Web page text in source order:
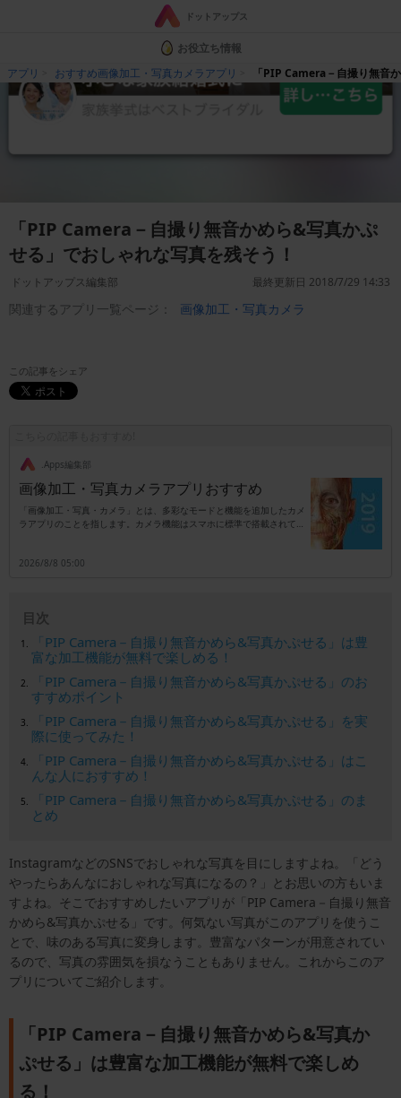
ドットアップス
お役立ち情報
アプリ
おすすめ画像加工・写真カメラアプリ 「PIP Camera－自撮り無音
「PIP Camera－自撮り無音かめら&写真かぷ
せる」でおしゃれな写真を残そう！
ドットアップス編集部 最終更新日 2018/7/29 14:33
関連するアプリ一覧ページ： 画像加工・写真カメラ
この記事をシェア
.Apps編集部
画像加工・写真カメラアプリおすすめ
「画像加工・写真・カメラ」とは、多彩なモードと機能を追加したカメ
ラアプリのことを指します。カメラ機能はスマホに標準で搭載されてい
後に加工を行うタイプなどがあり、これらのタイプがセットになってい
ている人のサポートアイテムとしても便利です。本来の画素数をアップ
きるカテゴリとなります。
2026/8/8 05:00
目次
「PIP Camera－自撮り無音かめら&写真かぷせる」は豊
富な加工機能が無料で楽しめる！
「PIP Camera－自撮り無音かめら&写真かぷせる」のお
すすめポイント
「PIP Camera－自撮り無音かめら&写真かぷせる」を実
際に使ってみた！
「PIP Camera－自撮り無音かめら&写真かぷせる」はこ
んな人におすすめ！
「PIP Camera－自撮り無音かめら&写真かぷせる」のま
とめ
InstagramなどのSNSでおしゃれな写真を目にしますよね。「どう
やったらあんなにおしゃれな写真になるの？」とお思いの方もいま
すよね。そこでおすすめしたいアプリが「PIP Camera－自撮り無音
かめら&写真かぷせる」です。何気ない写真がこのアプリを使うこ
とで、味のある写真に変身します。豊富なパターンが用意されてい
るので、写真の雰囲気を損なうこともありません。これからこのア
プリについてご紹介します。
「PIP Camera－自撮り無音かめら&写真か
ぷせる」は豊富な加工機能が無料で楽しめ
る！